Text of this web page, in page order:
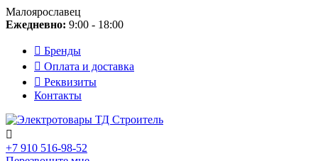
Малоярославец
Ежедневно: 9:00 - 18:00
Бренды
Оплата и доставка
Реквизиты
Контакты
+7 910 516-98-52